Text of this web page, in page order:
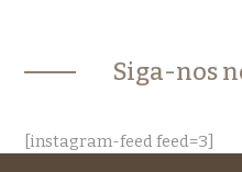
Siga-nos
[instagram-feed feed=3]